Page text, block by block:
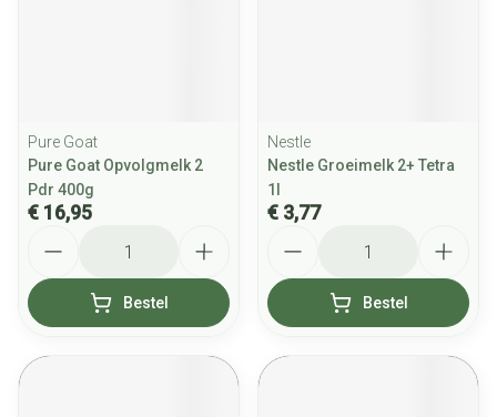
Pure Goat
Pure Goat Opvolgmelk 2
Pdr 400g
€ 16,95
Bestel
Nestle
Nestle Groeimelk 2+ Tetra
1l
€ 3,77
Bestel